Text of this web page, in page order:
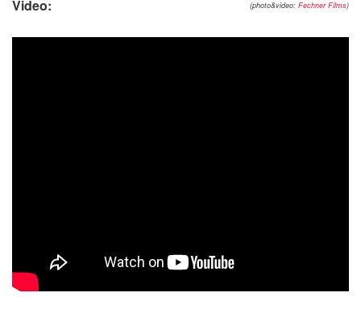
(photo&video: Fechner Films)
Video: